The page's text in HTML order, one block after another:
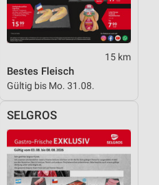
15 km
Bestes Fleisch
Gültig bis Mo. 31.08.
SELGROS